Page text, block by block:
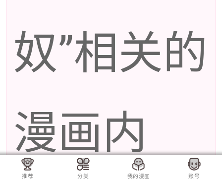
奴”相关的
漫画内
推荐 分类 我的漫画 账号